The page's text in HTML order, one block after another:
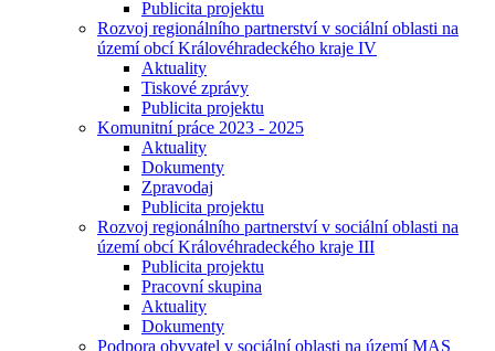
Publicita projektu
Rozvoj regionálního partnerství v sociální oblasti na
území obcí Královéhradeckého kraje IV
Aktuality
Tiskové zprávy
Publicita projektu
Komunitní práce 2023 - 2025
Aktuality
Dokumenty
Zpravodaj
Publicita projektu
Rozvoj regionálního partnerství v sociální oblasti na
území obcí Královéhradeckého kraje III
Publicita projektu
Pracovní skupina
Aktuality
Dokumenty
Podpora obyvatel v sociální oblasti na území MAS